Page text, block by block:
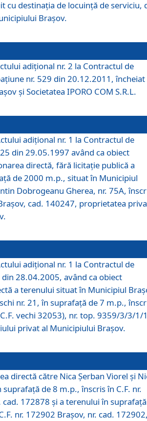
cu destinația de locuință de serviciu,
Brașov.
adițional nr. 2 la Contractul de
nr. 529 din 20.12.2011, încheiat
și Societatea IPORO COM S.R.L.
adiţional nr. 1 la Contractul de
din 29.05.1997 având ca obiect
directă, fără licitație publică a
de 2000 m.p., situat în Municipiul
Dobrogeanu Gherea, nr. 75A,
cad. 140247, proprietatea
adiţional nr. 1 la Contractul de
din 28.04.2005, având ca obiect
a terenului situat în Municipiul
nr. 21, în suprafață de 7 m.p.,
vechi 32053), nr. top. 9359/3/3/1/
privat al Municipiului Brașov.
directă către Nica Șerban Viorel și
de 8 m.p., înscris în C.F. nr.
cad. 172878 și a terenului în
nr. 172902 Brașov, nr. cad.